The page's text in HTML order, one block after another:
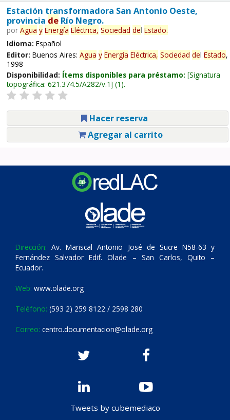
Estación transformadora San Antonio Oeste,
provincia deRío Negro.
por Agua y Energía Eléctrica, Sociedad del Estado.
Idioma: Español
Editor: Buenos Aires: Agua y Energía Eléctrica, Sociedad del Estado,
1998
Disponibilidad: Ítems disponibles para préstamo: Signatura
topográfica: 621.374.5/A282/v.1 (1).
Hacer reserva
Agregar al carrito
Dirección: Av. Mariscal Antonio José de Sucre N58-63 y
Fernández Salvador Edif. Olade – San Carlos, Quito –
Ecuador.
Web: www.olade.org
Teléfono: (593 2) 259 8122 / 2598 280
Correo: centro.documentacion@olade.org
Tweets by cubemediaco